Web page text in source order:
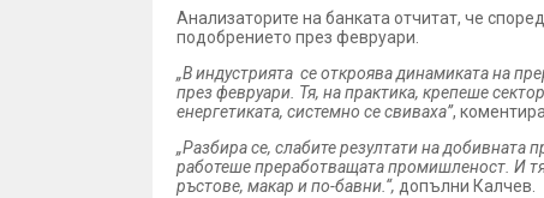
Анализаторите на банката отчитат, че
подобрението през февруари.
„В индустрията се откроява динамиката на
през февруари. Тя, на практика, крепеше
енергетиката, системно се свиваха”,
„Разбира се, слабите резултати на добивната
работеше преработващата промишленост. И
ръстове, макар и по-бавни.“, допълни Калчев.